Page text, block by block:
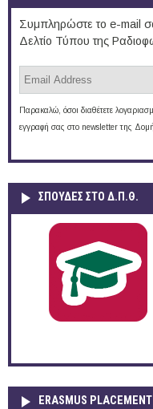
Συμπληρώστε το e-mail
Δελτίο Τύπου της
Παρακαλώ, όσοι διαθέτετε
εγγραφή σας στο newsletter της
ΣΠΟΥΔΈΣ ΣΤΟ Δ.Π.Θ.
ERASMUS PLACEMENT